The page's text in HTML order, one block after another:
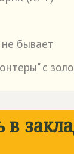
бывает
с
в